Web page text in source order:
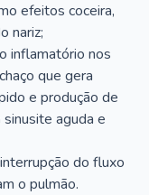
efeitos coceira,
nariz;
inflamatório nos
que gera
e produção de
aguda e
do fluxo
o pulmão.